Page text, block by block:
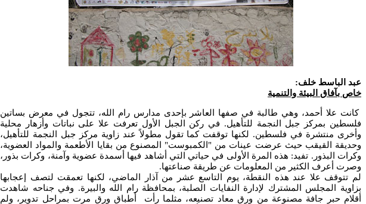
عبد الباسط خلف:
خاص بآفاق البيئة والتنمية
كانت علا أحمد، وهي طالبة في صفها العاشر بإحدى مدارس رام الله، تتجول في معرض بساتين
فلسطين بمركز جبل النجمة للتأهيل. في ركن الجبل الأول تعرفت علا على نباتات وأزهار محلية
وأخرى منتشرة في فلسطين. لكنها توقفت كما تقول مطولاً عند زاوية مركز جبل النجمة للتأهيل،
وحديقة القيقب حيث عرضت عينات من "الكمبوست" المصنوع من بقايا الأطعمة والمواد العضوية،
وكرات البذور. تفيد: هذه المرة الأولى في حياتي التي أشاهد فيها أسمدة عضوية وآمنة، وكرات بذور،
وصرت أعرف الكثير من المعلومات عن طريقة صناعتها.
لم تتوقف علا عند هذه النقطة، يوم التاسع عشر من آذار الماضي، لكنها تعمقت لتصف إعجابها
بزاوية المجلس المشترك لإدارة النفايات الصلبة، بمحافظة رام الله والبيرة. وفي جناحه شاهدت
أقلام حبر جافة مصنوعة من ورق معاد تصنيعه، مثلما رأت أطباق ورق مرت بمراحل تدوير، ولم